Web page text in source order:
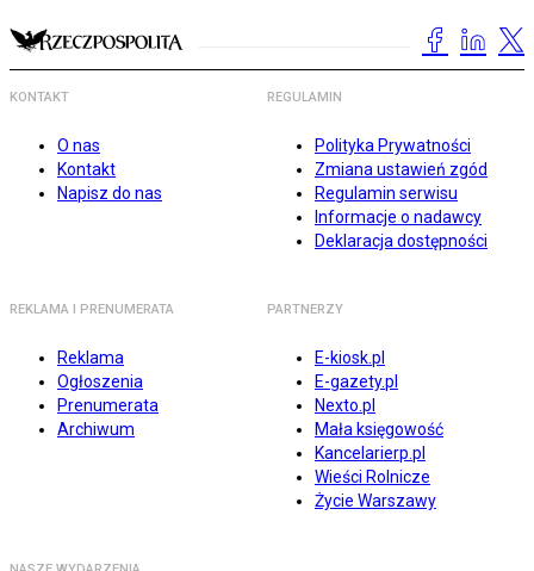
KONTAKT
O nas
Kontakt
Napisz do nas
REGULAMIN
Polityka Prywatności
Zmiana ustawień zgód
Regulamin serwisu
Informacje o nadawcy
Deklaracja dostępności
REKLAMA I PRENUMERATA
Reklama
Ogłoszenia
Prenumerata
Archiwum
PARTNERZY
E-kiosk.pl
E-gazety.pl
Nexto.pl
Mała księgowość
Kancelarierp.pl
Wieści Rolnicze
Życie Warszawy